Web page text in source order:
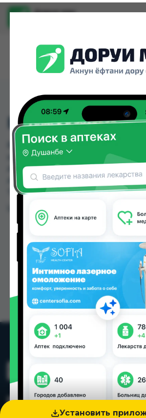
Установить
Доруи ман
ВИТАМИН Д3
ВИТАМИН Д3 АМП №10 можно
заказать в аптеках, Zoirpharm.tj,
Аптека + 24/7, Аптека АХРОМ,
Аптека Нур (Nur) по цене от
TJS в Душанбе и других городах
Цена: от22.00 TJS